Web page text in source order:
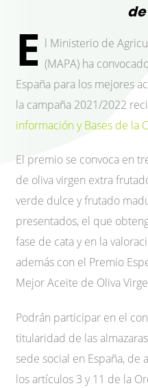
de
E l Ministerio de
(MAPA) ha
España para los mejores
la campaña 2021/2022
información y Bases de la
El premio se convoca en
de oliva virgen extra
verde dulce y frutado
presentados, el que
fase de cata y en la
además con el Premio
Mejor Aceite de Oliva
Podrán participar en el
titularidad de las
sede social en España,
los artículos 3 y 11 de la